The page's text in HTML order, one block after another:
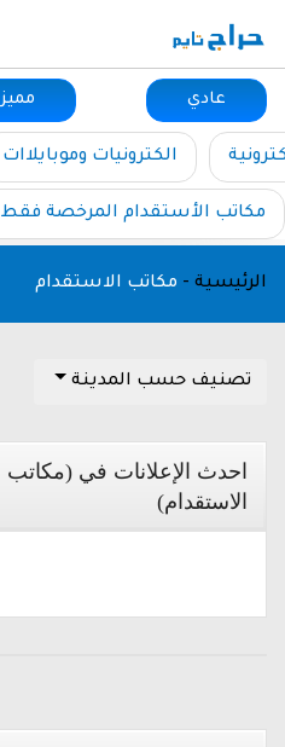
عادي مميز
الكترونيات وموبايلاات
مكاتب الأستقدام المرخصة فقط
الرئيسية - مكاتب الاستقدام
تصنيف حسب المدينة
احدث الإعلانات في (مكاتب
الاستقدام)